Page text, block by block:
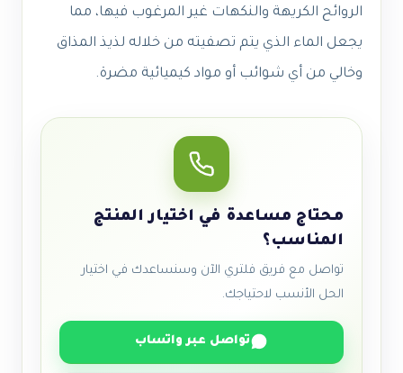
الروائح الكريهة والنكهات غير المرغوب فيها، مما
يجعل الماء الذي يتم تصفيته من خلاله لذيذ المذاق
وخالي من أي شوائب أو مواد كيميائية مضرة.
محتاج مساعدة في اختيار المنتج
المناسب؟
تواصل مع فريق فلتري الآن وسنساعدك في اختيار
الحل الأنسب لاحتياجك.
تواصل عبر واتساب